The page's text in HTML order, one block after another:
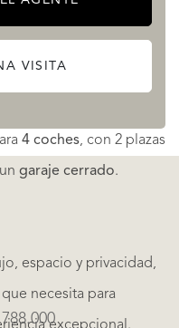
4 coches, con 2 plazas
garaje cerrado.
espacio y privacidad,
necesita para
VISITA